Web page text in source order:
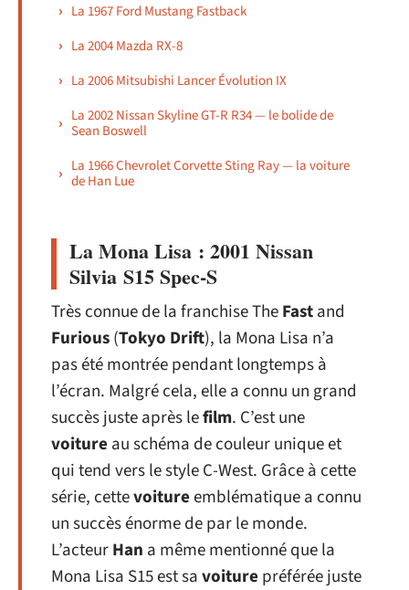
La 1967 Ford Mustang Fastback
La 2004 Mazda RX-8
La 2006 Mitsubishi Lancer Évolution IX
La 2002 Nissan Skyline GT-R R34 — le bolide de
Sean Boswell
La 1966 Chevrolet Corvette Sting Ray — la voiture
de Han Lue
La Mona Lisa : 2001 Nissan
Silvia S15 Spec-S
Très connue de la franchise TheFastand
Furious(Tokyo Drift), la Mona Lisa n’a
pas été montrée pendant longtemps à
l’écran. Malgré cela, elle a connu un grand
succès juste après lefilm. C’est une
voiture au schéma de couleur unique et
qui tend vers le style C-West. Grâce à cette
série, cettevoitureemblématique a connu
un succès énorme de par le monde.
L’acteurHan a même mentionné que la
Mona Lisa S15 est savoiture préférée juste